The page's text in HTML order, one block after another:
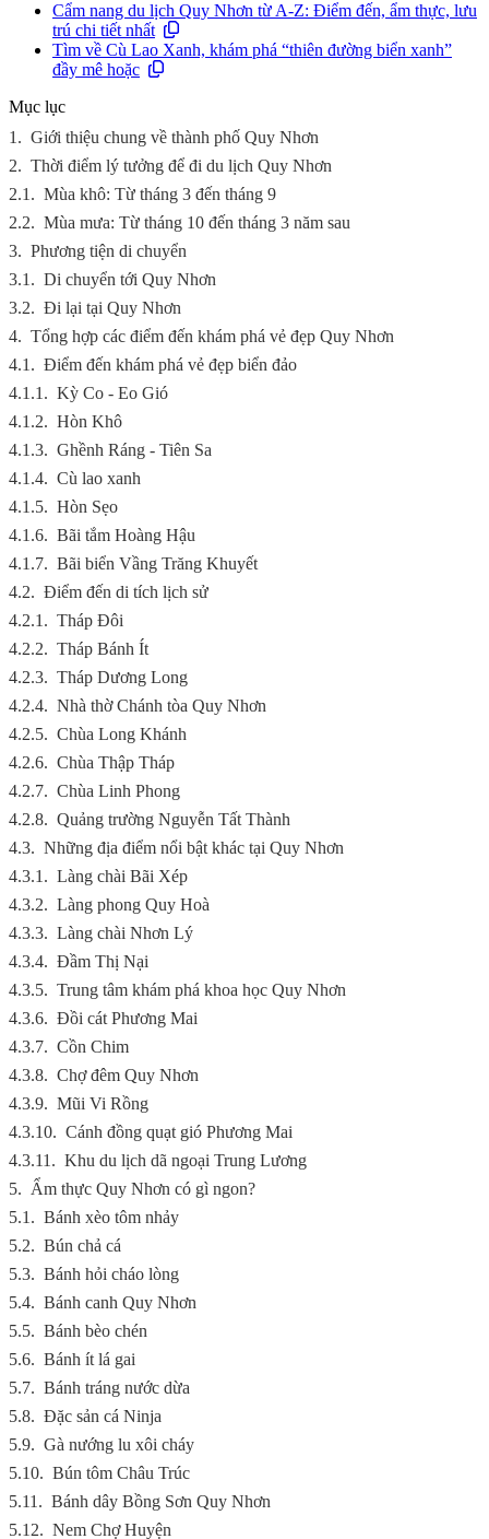
Cẩm nang du lịch Quy Nhơn từ A-Z: Điểm đến, ẩm thực, lưu
trú chi tiết nhất
Tìm về Cù Lao Xanh, khám phá “thiên đường biển xanh”
đầy mê hoặc
Mục lục
1. Giới thiệu chung về thành phố Quy Nhơn
2. Thời điểm lý tưởng để đi du lịch Quy Nhơn
2.1. Mùa khô: Từ tháng 3 đến tháng 9
2.2. Mùa mưa: Từ tháng 10 đến tháng 3 năm sau
3. Phương tiện di chuyển
3.1. Di chuyển tới Quy Nhơn
3.2. Đi lại tại Quy Nhơn
4. Tổng hợp các điểm đến khám phá vẻ đẹp Quy Nhơn
4.1. Điểm đến khám phá vẻ đẹp biển đảo
4.1.1. Kỳ Co - Eo Gió
4.1.2. Hòn Khô
4.1.3. Ghềnh Ráng - Tiên Sa
4.1.4. Cù lao xanh
4.1.5. Hòn Sẹo
4.1.6. Bãi tắm Hoàng Hậu
4.1.7. Bãi biển Vầng Trăng Khuyết
4.2. Điểm đến di tích lịch sử
4.2.1. Tháp Đôi
4.2.2. Tháp Bánh Ít
4.2.3. Tháp Dương Long
4.2.4. Nhà thờ Chánh tòa Quy Nhơn
4.2.5. Chùa Long Khánh
4.2.6. Chùa Thập Tháp
4.2.7. Chùa Linh Phong
4.2.8. Quảng trường Nguyễn Tất Thành
4.3. Những địa điểm nổi bật khác tại Quy Nhơn
4.3.1. Làng chài Bãi Xép
4.3.2. Làng phong Quy Hoà
4.3.3. Làng chài Nhơn Lý
4.3.4. Đầm Thị Nại
4.3.5. Trung tâm khám phá khoa học Quy Nhơn
4.3.6. Đồi cát Phương Mai
4.3.7. Cồn Chim
4.3.8. Chợ đêm Quy Nhơn
4.3.9. Mũi Vi Rồng
4.3.10. Cánh đồng quạt gió Phương Mai
4.3.11. Khu du lịch dã ngoại Trung Lương
5. Ẩm thực Quy Nhơn có gì ngon?
5.1. Bánh xèo tôm nhảy
5.2. Bún chả cá
5.3. Bánh hỏi cháo lòng
5.4. Bánh canh Quy Nhơn
5.5. Bánh bèo chén
5.6. Bánh ít lá gai
5.7. Bánh tráng nước dừa
5.8. Đặc sản cá Ninja
5.9. Gà nướng lu xôi cháy
5.10. Bún tôm Châu Trúc
5.11. Bánh dây Bồng Sơn Quy Nhơn
5.12. Nem Chợ Huyện